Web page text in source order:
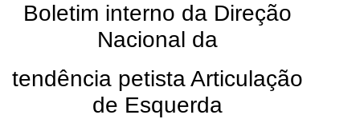
Boletim interno da Direção
Nacional da
tendência petista Articulação
de Esquerda